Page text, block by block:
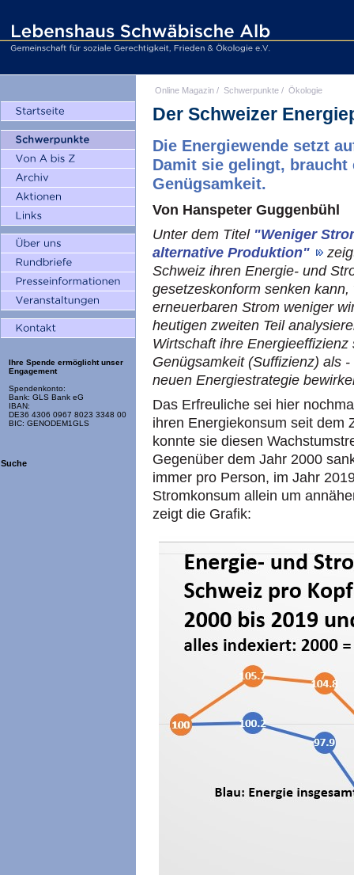
Ihre Spende ermöglicht unser
Engagement
Spendenkonto:
Bank: GLS Bank eG
IBAN:
DE36 4306 0967 8023 3348 00
BIC: GENODEM1GLS
Suche
Online Magazin / Schwerpunkte / Ökologie
Der Schweizer
Die Energiewende setzt
Damit sie gelingt,
Genügsamkeit.
Von Hanspeter Guggenbühl
Unter dem Titel "Weniger
alternative Produktion"
Schweiz ihren Energie- und
gesetzeskonform senken
erneuerbaren Strom weniger
heutigen zweiten Teil
Wirtschaft ihre
Genügsamkeit (Suffizienz) als
neuen Energiestrategie
Das Erfreuliche sei hier
ihren Energiekonsum seit dem
konnte sie diesen
Gegenüber dem Jahr 2000
immer pro Person, im Jahr
Stromkonsum allein um
zeigt die Grafik: